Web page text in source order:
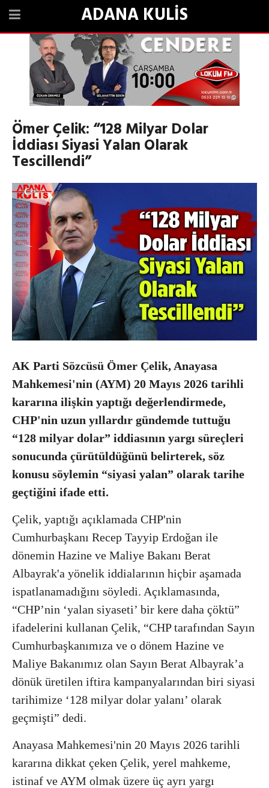
ADANA KULİS
Ömer Çelik: “128 Milyar Dolar
İddiası Siyasi Yalan Olarak
Tescillendi”
AK Parti Sözcüsü Ömer Çelik, Anayasa
Mahkemesi'nin (AYM) 20 Mayıs 2026 tarihli
kararına ilişkin yaptığı değerlendirmede,
CHP'nin uzun yıllardır gündemde tuttuğu
“128 milyar dolar” iddiasının yargı süreçleri
sonucunda çürütüldüğünü belirterek, söz
konusu söylemin “siyasi yalan” olarak tarihe
geçtiğini ifade etti.
Çelik, yaptığı açıklamada CHP'nin
Cumhurbaşkanı Recep Tayyip Erdoğan ile
dönemin Hazine ve Maliye Bakanı Berat
Albayrak'a yönelik iddialarının hiçbir aşamada
ispatlanamadığını söyledi. Açıklamasında,
“CHP’nin ‘yalan siyaseti’ bir kere daha çöktü”
ifadelerini kullanan Çelik, “CHP tarafından Sayın
Cumhurbaşkanımıza ve o dönem Hazine ve
Maliye Bakanımız olan Sayın Berat Albayrak’a
dönük üretilen iftira kampanyalarından biri siyasi
tarihimize ‘128 milyar dolar yalanı’ olarak
geçmişti” dedi.
Anayasa Mahkemesi'nin 20 Mayıs 2026 tarihli
kararına dikkat çeken Çelik, yerel mahkeme,
istinaf ve AYM olmak üzere üç ayrı yargı